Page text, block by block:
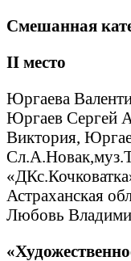
Смешанная
II место
Юргаева
Юргаев Сергей
Виктория,
Астраханская
Любовь